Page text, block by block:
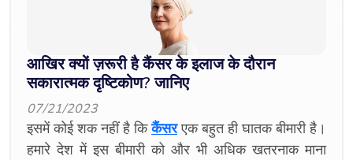
आखिर क्यों ज़रूरी है कैंसर के इलाज के दौरान
सकारात्मक दृष्टिकोण? जानिए
07/21/2023
इसमें कोई शक नहीं है किकैंसरएक बहुत ही घातक बीमारी है।
हमारे देश में इस बीमारी को और भी अधिक खतरनाक माना